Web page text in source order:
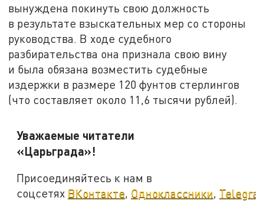
вынуждена покинуть свою должность
в результате взыскательных мер со стороны
руководства. В ходе судебного
разбирательства она признала свою вину
и была обязана возместить судебные
издержки в размере 120 фунтов стерлингов
(что составляет около 11,6 тысячи рублей).
Уважаемые читатели
«Царьграда»!
Присоединяйтесь к нам в
соцсетях ВКонтакте, Одноклассники,